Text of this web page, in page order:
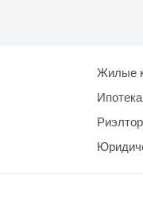
Жилые
Ипотека